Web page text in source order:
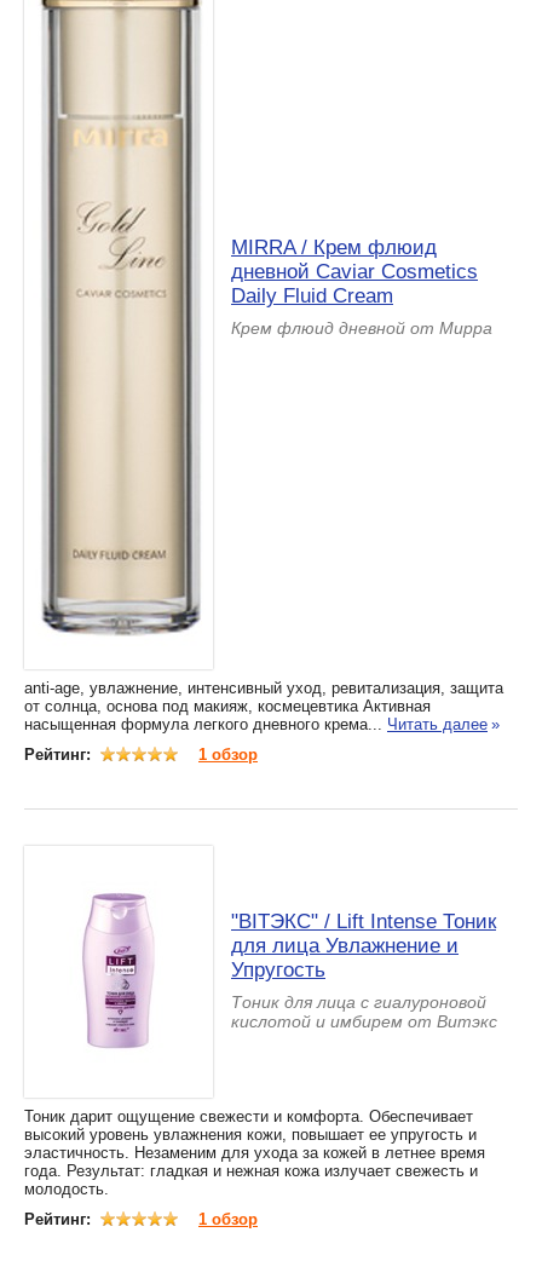
MIRRA / Крем флюид
дневной Caviar Cosmetics
Daily Fluid Cream
Крем флюид дневной от Мирра
аnti-age, увлажнение, интенсивный уход, ревитализация, защита
от солнца, основа под макияж, космецевтика Активная
насыщенная формула легкого дневного крема... Читать далее »
Рейтинг:
1 обзор
"BIТЭКС" / Lift Intense Тоник
для лица Увлажнение и
Упругость
Тоник для лица с гиалуроновой
кислотой и имбирем от Витэкс
Тоник дарит ощущение свежести и комфорта. Обеспечивает
высокий уровень увлажнения кожи, повышает ее упругость и
эластичность. Незаменим для ухода за кожей в летнее время
года. Результат: гладкая и нежная кожа излучает свежесть и
молодость.
Рейтинг:
1 обзор